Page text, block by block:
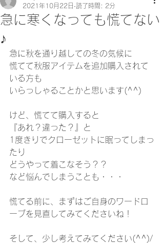
急に寒くなっても慌てない
♪
2021年10月22日 読了時間: 2分
急に秋を通り越しての冬の気候に
慌てて秋服アイテムを追加購入されて
いる方も
いらっしゃることかと思います(^^)
けど、慌てて購入すると
『あれ？違った？』と
1度きりでクローゼットに眠ってしまっ
たり
どうやって着こなそう？？
など悩んでしまうことも・・・
慌てる前に、まずはご自身のワードロ
ーブを見直してみてくださいね！
そして、少し考えてみてください(^^)/